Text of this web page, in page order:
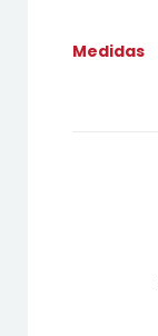
Medidas